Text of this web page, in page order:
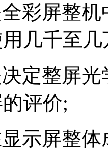
彩屏整
几千至几
定整屏
评价;
示屏整